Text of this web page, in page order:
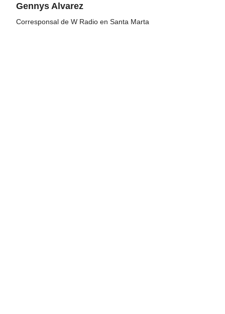
Gennys Alvarez
Corresponsal de W Radio en Santa Marta